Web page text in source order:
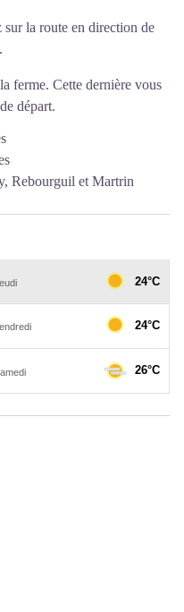
sur la route en direction de
ferme. Cette dernière vous
départ.
Rebourguil et Martrin